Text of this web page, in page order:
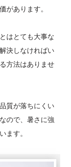
があります。
はとても大事な
決しなければい
方法はありませ
質が落ちにくい
ので、暑さに強
ます。